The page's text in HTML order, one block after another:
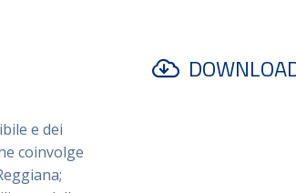
paesaggio
e dei
coinvolge